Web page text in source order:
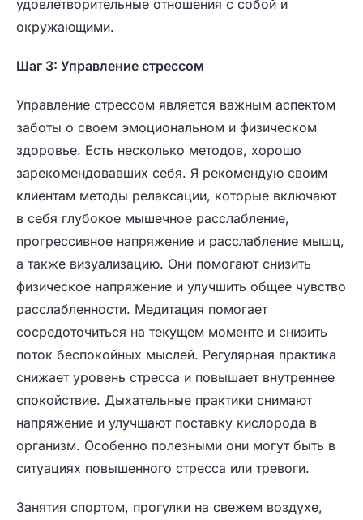
удовлетворительные отношения с собой и
окружающими.
Шаг 3: Управление стрессом
Управление стрессом является важным аспектом
заботы о своем эмоциональном и физическом
здоровье. Есть несколько методов, хорошо
зарекомендовавших себя. Я рекомендую своим
клиентам методы релаксации, которые включают
в себя глубокое мышечное расслабление,
прогрессивное напряжение и расслабление мышц,
а также визуализацию. Они помогают снизить
физическое напряжение и улучшить общее чувство
расслабленности. Медитация помогает
сосредоточиться на текущем моменте и снизить
поток беспокойных мыслей. Регулярная практика
снижает уровень стресса и повышает внутреннее
спокойствие. Дыхательные практики снимают
напряжение и улучшают поставку кислорода в
организм. Особенно полезными они могут быть в
ситуациях повышенного стресса или тревоги.
Занятия спортом, прогулки на свежем воздухе,